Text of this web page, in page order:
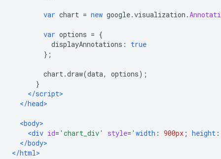
var chart = new google.visualization .
var options = {
displayAnnotations :
true
};
chart.draw(data, options);
}
</script>
</head>
<body>
<div id= 'chart_div' style= ' width : 900px ; height :
</body>
</html>